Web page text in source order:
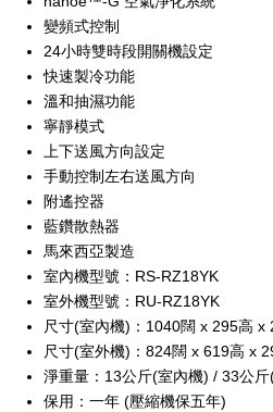
變頻式控制
24小時雙時段開關機設定
快速製冷功能
溫和抽濕功能
寧靜模式
上下送風方向設定
手動控制左右送風方向
附遙控器
藍鑽散熱器
馬來西亞製造
室內機型號：RS-RZ18YK
室外機型號：RU-RZ18YK
尺寸(室內機)：1040闊 x 295高 x
尺寸(室外機)：824闊 x 619高 x
淨重量：13公斤(室內機) / 33公斤
保用：一年 (壓縮機保五年)